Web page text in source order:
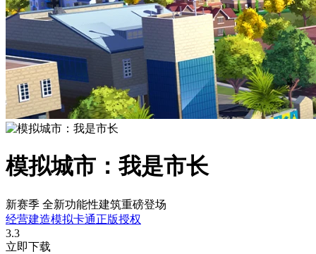
模拟城市：我是市长
新赛季 全新功能性建筑重磅登场
经营建造模拟卡通正版授权
3.3
立即下载